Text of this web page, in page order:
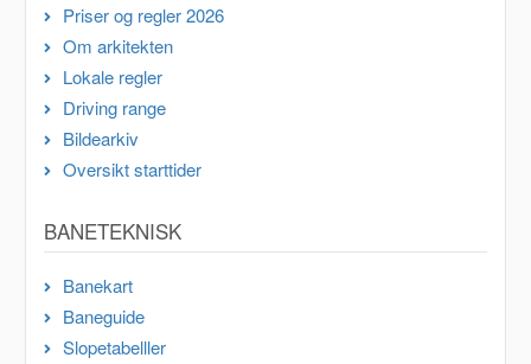
Priser og regler 2026
Om arkitekten
Lokale regler
Driving range
Bildearkiv
Oversikt starttider
BANETEKNISK
Banekart
Baneguide
Slopetabelller